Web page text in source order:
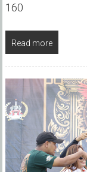
160
Read more